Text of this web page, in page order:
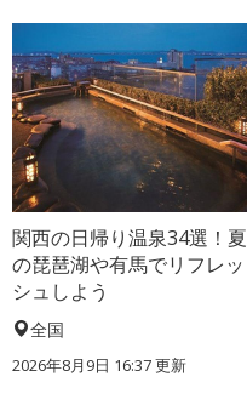
関西の日帰り温泉34選！夏
の琵琶湖や有馬でリフレッ
シュしよう
全国
2026年8月9日 16:37更新